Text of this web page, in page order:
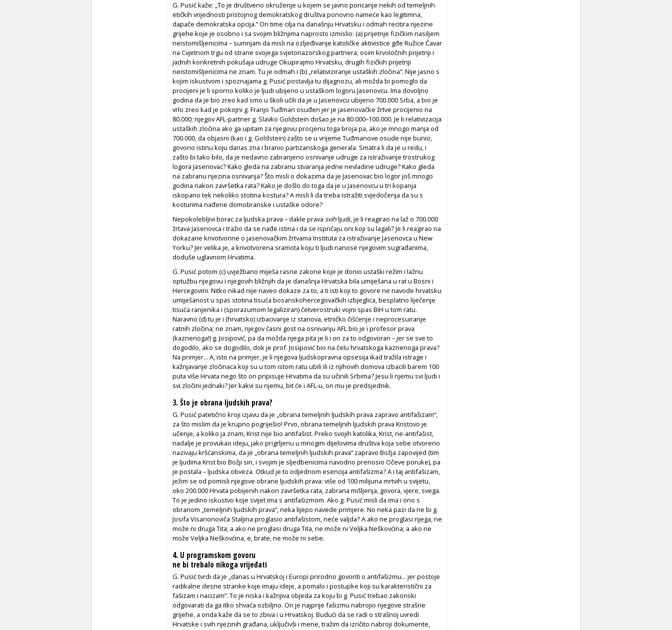
G. Pusić kaže: „To je društveno okruženje u kojem se javno poricanje nekih od temeljnih
etičkih vrijednosti pristojnog demokratskog društva ponovno nameće kao legitimna,
dapače demokratska opcija.“ On time cilja na današnju Hrvatsku i odmah recitira njezine
grijehe koje je osobno i sa svojim bližnjima naprosto izmislio: (a) prijetnje fizičkim nasiljem
neistomišljenicima – sumnjam da misli na ozljeđivanje katoličke aktivistice gđe Ružice Ćavar
na Cvjetnom trgu od strane svojega svjetonazorskog partnera; osim krvoločnih prijetnji i
jadnih konkretnih pokušaja udruge Okupirajmo Hrvatsku, drugih fizičkih prijetnji
neistomišljenicima ne znam. Tu je odmah i (b) „relativiziranje ustaških zločina“. Nije jasno s
kojim iskustvom i spoznajama g. Pusić postavlja tu dijagnozu, ali možda bi pomoglo da
procijeni je li sporno koliko je ljudi ubijeno u ustaškom logoru Jasenovcu. Ima dovoljno
godina da je bio zreo kad smo u školi učili da je u Jasenovcu ubijeno 700.000 Srba, a bio je
vrlo zreo kad je pokojni g. Franjo Tuđman osuđen jer je jasenovačke žrtve procijenio na
80.000; njegov AFL-partner g. Slavko Goldstein došao je na 80.000–100.000. Je li relativizacija
ustaških zločina ako ga upitam za njegovu procjenu toga broja pa, ako je mnogo manja od
700.000, da objasni (kao i g. Goldstein) zašto se u vrijeme Tuđmanove osude nije bunio,
govorio istinu koju danas zna i branio partizanskoga generala. Smatra li da je u redu, i
zašto bi tako bilo, da je nedavno zabranjeno osnivanje udruge za istraživanje trostrukog
logora Jasenovac? Kako gleda na zabranu stvaranja jedne nevladine udruge? Kako gleda
na zabranu njezina osnivanja? Što misli o dokazima da je Jasenovac bio logor još mnogo
godina nakon završetka rata? Kako je došlo do toga da je u Jasenovcu u tri kopanja
iskopano tek nekoliko stotina kostura? A misli li da treba istražiti svjedočenja da su s
kosturima nađene domobranske i ustaške odore?
Nepokolebljivi borac za ljudska prava – dakle prava svihljudi, je li reagirao na laž o 700.000
žrtava Jasenovca i tražio da se nađe istina i da se ispričaju oni koji su lagali? Je li reagirao na
dokazane krivotvorine o jasenovačkim žrtvama Instituta za istraživanje Jasenovca u New
Yorku? Jer velika je, a krivotvorena sramota koju ti ljudi nanose njegovim sugrađanima,
doduše uglavnom Hrvatima.
G. Pusić potom (c) uvježbano miješa rasne zakone koje je donio ustaški režim i lažnu
optužbu njegovu i njegovih bližnjih da je današnja Hrvatska bila umiješana u rat u Bosni i
Hercegovini. Nitko nikad nije naveo dokaze za to, a ti isti koji to govore ne navode hrvatsku
umiješanost u spas stotina tisuća bosanskohercegovačkih izbjeglica, besplatno liječenje
tisuća ranjenika i (sporazumom legaliziran) četverostruki vojni spas BiH u tom ratu.
Naravno (d) tu je i (hrvatsko) izbacivanje iz stanova, etničko čišćenje i neprocesuiranje
ratnih zločina; ne znam, njegov časni gost na osnivanju AFL bio je i profesor prava
(kaznenoga!) g. Josipović, pa da možda njega pita je li i on za to odgovoran – jer se sve to
dogodilo, ako se dogodilo, dok je prof. Josipović bio na čelu hrvatskoga kaznenoga prava?
Na primjer... A, isto na primjer, je li njegova ljudskopravna opsesija ikad tražila istrage i
kažnjavanje zločinaca koji su u tom istom ratu ubili ili iz njihovih domova izbacili barem 100
puta više Hrvata nego što on pripisuje Hrvatima da su učinili Srbima? Jesu li njemu svi ljudi i
svi zločini jednaki? Jer kakvi su njemu, bit će i AFL-u, on mu je predsjednik.
3. Što je obrana ljudskih prava?
G. Pusić patetično kroji izjavu da je „obrana temeljnih ljudskih prava zapravo antifašizam“,
za što mislim da je krupno pogriješio! Prvo, obrana temeljnih ljudskih prava Kristovo je
učenje, a koliko ja znam, Krist nije bio antifašist. Preko svojih katolika, Krist, ne-antifašist,
nadalje je provukao ideju, jako prigrljenu u mnogim dijelovima društva koja sebe otvoreno
nazivaju kršćanskima, da je „obrana temeljnih ljudskih prava“ zapravo Božja zapovijed (tim
je ljudima Krist bio Božji sin, i svojim je sljedbenicima navodno prenosio Očeve poruke), pa
je postala – ljudska obveza. Otkud je to odjednom esencija antifašizma? A i taj antifašizam,
ježim se od pomisli njegove obrane ljudskih prava: više od 100 milijuna mrtvih u svijetu,
oko 200.000 Hrvata pobijenih nakon završetka rata, zabrana mišljenja, govora, vjere, svega.
To je jedino iskustvo koje svijet ima s antifašizmom. Ako g. Pusić misli da ima i ono s
obranom „temeljnih ljudskih prava“, neka lijepo navede primjere. No neka pazi da ne bi g.
Josifa Visarionoviča Staljina proglasio antifašistom, neće valjda? A ako ne proglasi njega, ne
može ni druga Tita; a ako ne proglasi druga Tita, ne može ni Veljka Neškovćina; a ako ne
može Veljka Neškovćina, e, brate, ne može ni sebe.
4. U programskom govoru
ne bi trebalo nikoga vrijeđati
G. Pusić tvrdi da je „danas u Hrvatskoj i Europi prirodno govoriti o antifašizmu... jer postoje
radikalne desne stranke koje imaju ideje, a pomalo i postupke koji su karakteristični za
fašizam i nacizam“. To je niska i kažnjiva objeda za koju bi g. Pusić trebao zakonski
odgovarati da ga itko shvaća ozbiljno. On je najprije fašizmu nabrojio njegove strašne
grijehe, a onda kaže da se to zbiva i u Hrvatskoj. Budući da se radi o strašnoj uvredi
Hrvatske i svih njezinih građana, uključivši i mene, tražim da izričito nabroji dokumente,